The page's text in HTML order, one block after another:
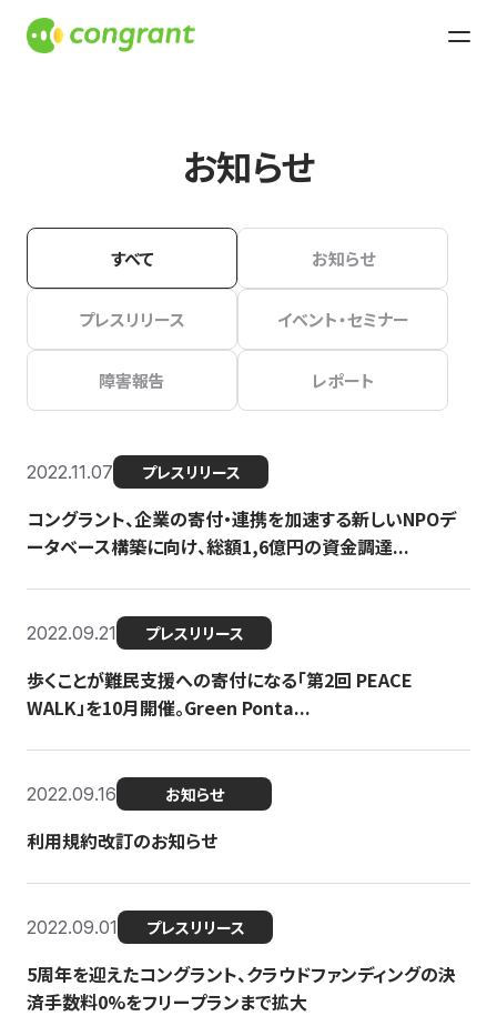
お知らせ
すべて お知らせ
プレスリリース イベント・セミナー
障害報告 レポート
2022.11.07 プレスリリース
コングラント、企業の寄付・連携を加速する新しいNPOデ
ータベース構築に向け、総額1,6億円の資金調達...
2022.09.21 プレスリリース
歩くことが難民支援への寄付になる「第2回 PEACE
WALK」を10月開催。Green Ponta...
2022.09.16 お知らせ
利用規約改訂のお知らせ
2022.09.01 プレスリリース
5周年を迎えたコングラント、クラウドファンディングの決
済手数料0%をフリープランまで拡大